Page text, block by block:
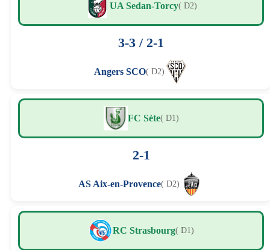
UA Sedan-Torcy( D2)
3-3 / 2-1
Angers SCO( D2)
FC Sète( D1)
2-1
AS Aix-en-Provence( D2)
RC Strasbourg( D1)